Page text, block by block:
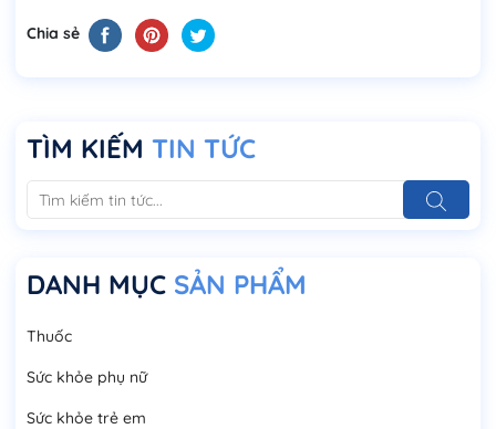
Chia sẻ
TÌM KIẾM TIN TỨC
DANH MỤC SẢN PHẨM
Thuốc
Sức khỏe phụ nữ
Sức khỏe trẻ em